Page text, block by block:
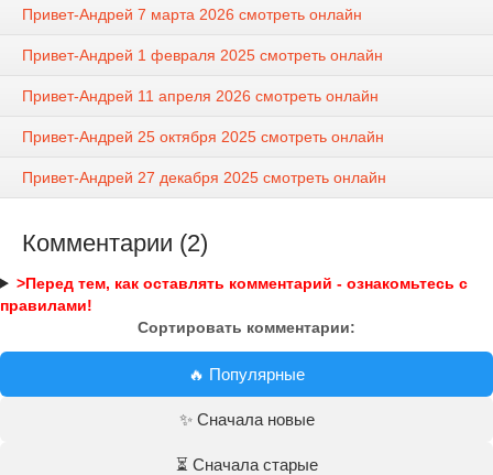
Привет-Андрей 7 марта 2026 смотреть онлайн
Привет-Андрей 1 февраля 2025 смотреть онлайн
Привет-Андрей 11 апреля 2026 смотреть онлайн
Привет-Андрей 25 октября 2025 смотреть онлайн
Привет-Андрей 27 декабря 2025 смотреть онлайн
Комментарии (2)
>Перед тем, как оставлять комментарий - ознакомьтесь с
правилами!
Сортировать комментарии:
🔥 Популярные
✨ Сначала новые
⏳ Сначала старые